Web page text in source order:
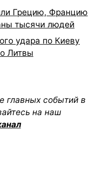
Грецию, Францию
тысячи людей
удара по Киеву
Литвы
главных событий в
на наш